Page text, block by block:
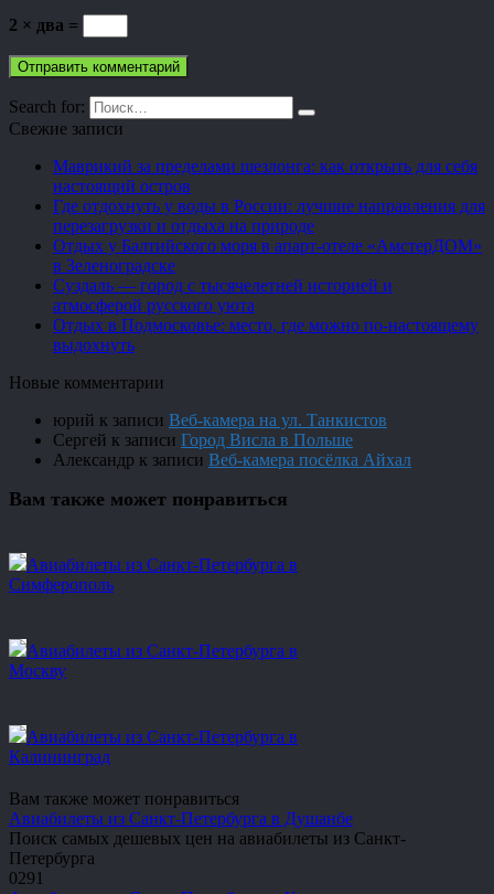
2 × два =
Search for:
Свежие записи
Маврикий за пределами шезлонга: как открыть для себя
настоящий остров
Где отдохнуть у воды в России: лучшие направления для
перезагрузки и отдыха на природе
Отдых у Балтийского моря в апарт-отеле «АмстерДОМ»
в Зеленоградске
Суздаль — город с тысячелетней историей и
атмосферой русского уюта
Отдых в Подмосковье: место, где можно по-настоящему
выдохнуть
Новые комментарии
юрий к записи Веб-камера на ул. Танкистов
Сергей к записи Город Висла в Польше
Александр к записи Веб-камера посёлка Айхал
Вам также может понравиться
Авиабилеты из Санкт-Петербурга в
Симферополь
Авиабилеты из Санкт-Петербурга в
Москву
Авиабилеты из Санкт-Петербурга в
Калининград
Вам также может понравиться
Авиабилеты из Санкт-Петербурга в Душанбе
Поиск самых дешевых цен на авиабилеты из Санкт-
Петербурга
0291